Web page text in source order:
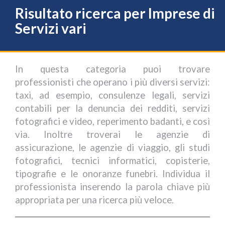
Risultato ricerca per Imprese di
Servizi vari
In questa categoria puoi trovare
professionisti che operano i più diversi servizi:
taxi, ad esempio, consulenze legali, servizi
contabili per la denuncia dei redditi, servizi
fotografici e video, reperimento badanti, e così
via. Inoltre troverai le agenzie di
assicurazione, le agenzie di viaggio, gli studi
fotografici, tecnici informatici, copisterie,
tipografie e le onoranze funebri. Individua il
professionista inserendo la parola chiave più
appropriata per una ricerca più veloce.